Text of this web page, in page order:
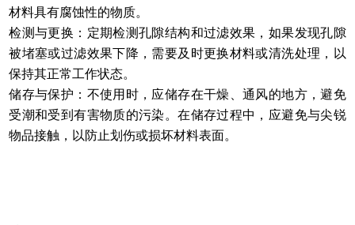
材料具有腐蚀性的物质。
检测与更换：定期检测孔隙结构和过滤效果，如果发现孔隙
被堵塞或过滤效果下降，需要及时更换材料或清洗处理，以
保持其正常工作状态。
储存与保护：不使用时，应储存在干燥、通风的地方，避免
受潮和受到有害物质的污染。在储存过程中，应避免与尖锐
物品接触，以防止划伤或损坏材料表面。